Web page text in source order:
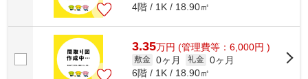
4階 / 1K / 18.90㎡
3.35万円 (管理費等：6,000円 )
敷金 0ヶ月 礼金 0ヶ月
6階 / 1K / 18.90㎡